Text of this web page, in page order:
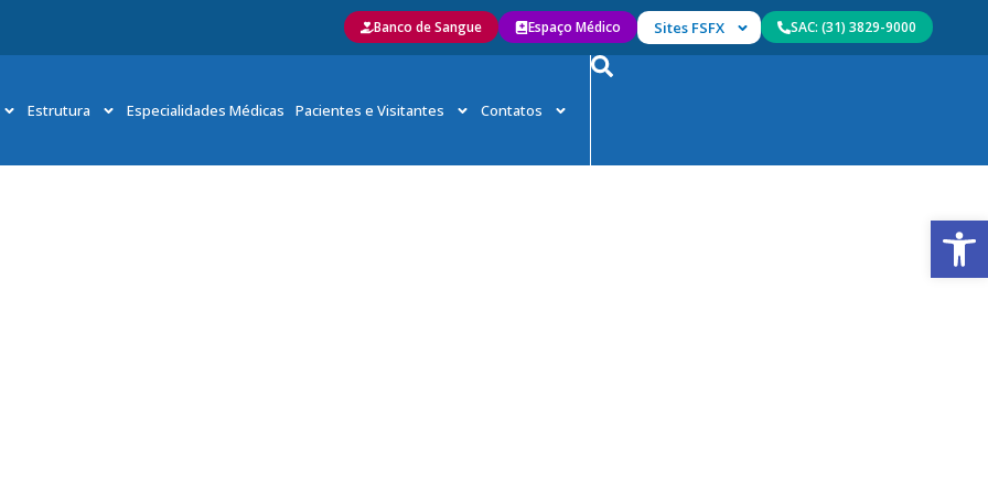
Abrir
SAC: (31) 3829-9000
Sites FSFX
Espaço Médico
Banco de Sangue
Estrutura Especialidades Médicas Pacientes e Visitantes Contatos